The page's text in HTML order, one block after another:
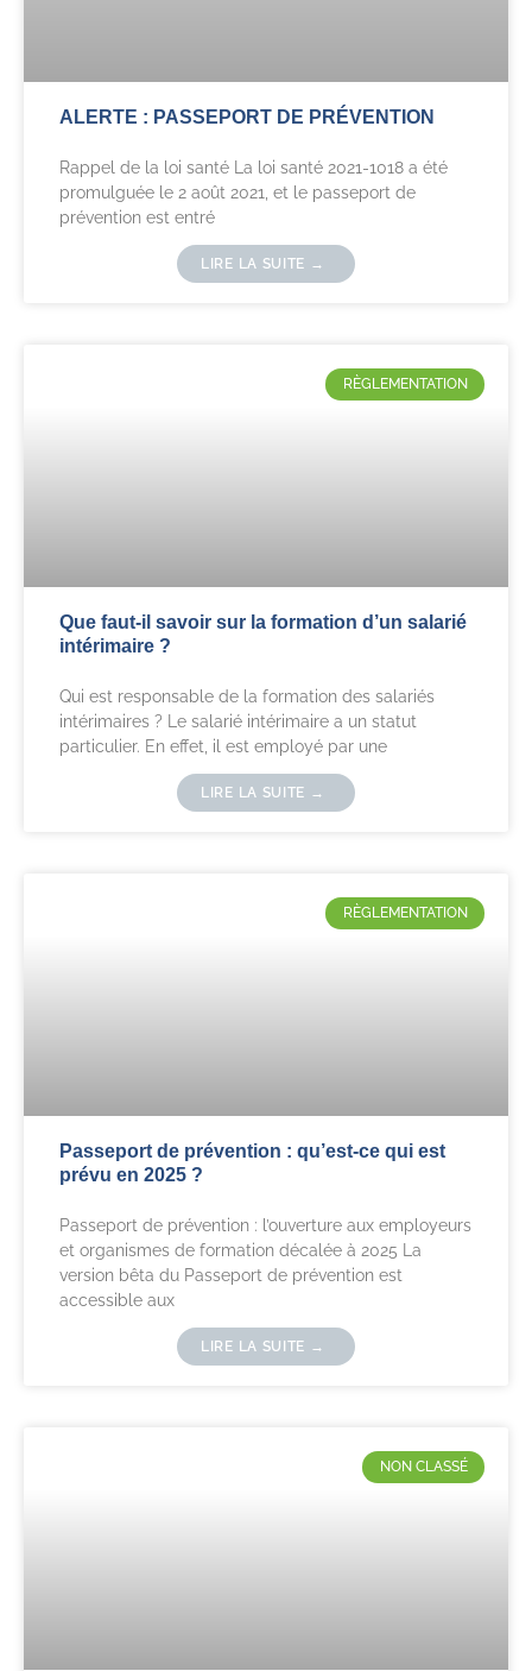
ALERTE : PASSEPORT DE PRÉVENTION
Rappel de la loi santé La loi santé 2021-1018 a été
promulguée le 2 août 2021, et le passeport de
prévention est entré
LIRE LA SUITE →
RÈGLEMENTATION
Que faut-il savoir sur la formation d’un salarié
intérimaire ?
Qui est responsable de la formation des salariés
intérimaires ? Le salarié intérimaire a un statut
particulier. En effet, il est employé par une
LIRE LA SUITE →
RÈGLEMENTATION
Passeport de prévention : qu’est-ce qui est
prévu en 2025 ?
Passeport de prévention : l’ouverture aux employeurs
et organismes de formation décalée à 2025 La
version bêta du Passeport de prévention est
accessible aux
LIRE LA SUITE →
NON CLASSÉ